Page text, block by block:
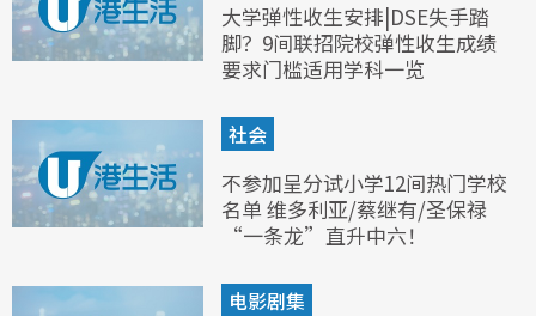
大学弹性收生安排|DSE失手踏
脚？9间联招院校弹性收生成绩
要求门槛适用学科一览
社会
不参加呈分试小学12间热门学校
名单 维多利亚/蔡继有/圣保禄
“一条龙”直升中六！
电影剧集